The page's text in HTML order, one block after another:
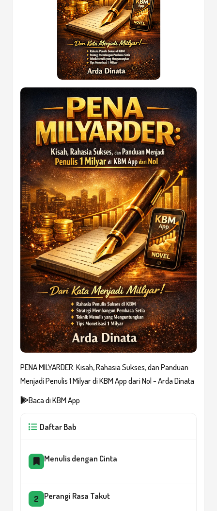
PENA MILYARDER: Kisah, Rahasia Sukses, dan Panduan
Menjadi Penulis 1 Milyar di KBM App dari Nol - Arda Dinata
Baca di KBM App
Daftar Bab
Menulis dengan Cinta
2 Perangi Rasa Takut